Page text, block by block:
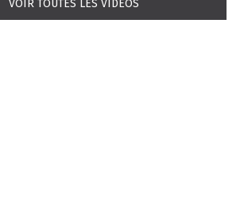
VOIR TOUTES LES VIDÉOS